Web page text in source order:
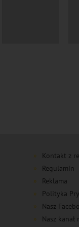
Kontakt z
Regulamin
Reklama
Polityka
Nasz
Nasz kanał